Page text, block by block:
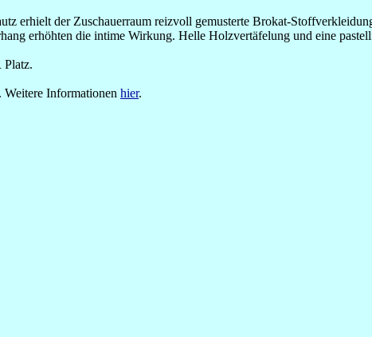
erhielt der Zuschauerraum reizvoll gemusterte Brokat-
erhöhten die intime Wirkung. Helle Holzvertäfelung und eine
Platz.
. Weitere Informationen hier.